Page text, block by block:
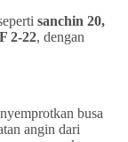
sanchin 20,
2-22, dengan
busa
angin dari